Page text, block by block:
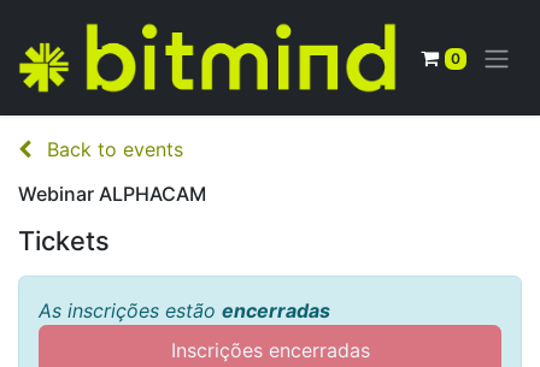
0
Back to events
Webinar ALPHACAM
Tickets
As inscrições estão encerradas
Inscrições encerradas